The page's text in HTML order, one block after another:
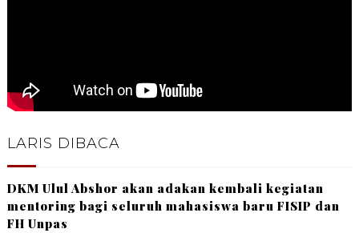
LARIS DIBACA
DKM Ulul Abshor akan adakan kembali kegiatan
mentoring bagi seluruh mahasiswa baru FISIP dan
FH Unpas